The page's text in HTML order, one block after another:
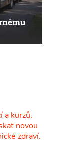
a kurzů,
novou
zdraví.